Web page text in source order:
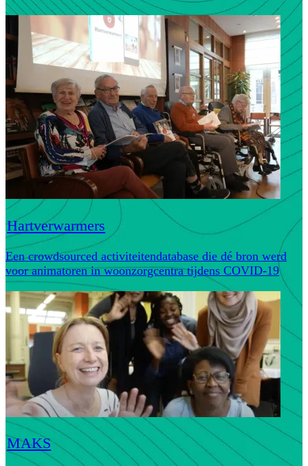
Hartverwarmers
Een crowdsourced activiteitendatabase die dé bron werd
voor animatoren in woonzorgcentra tijdens COVID-19
MAKS